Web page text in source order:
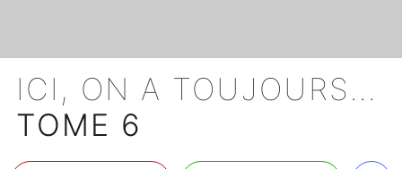
ICI, ON A TOUJOURS UNE RAISON DE SOURIRE
TOME 6